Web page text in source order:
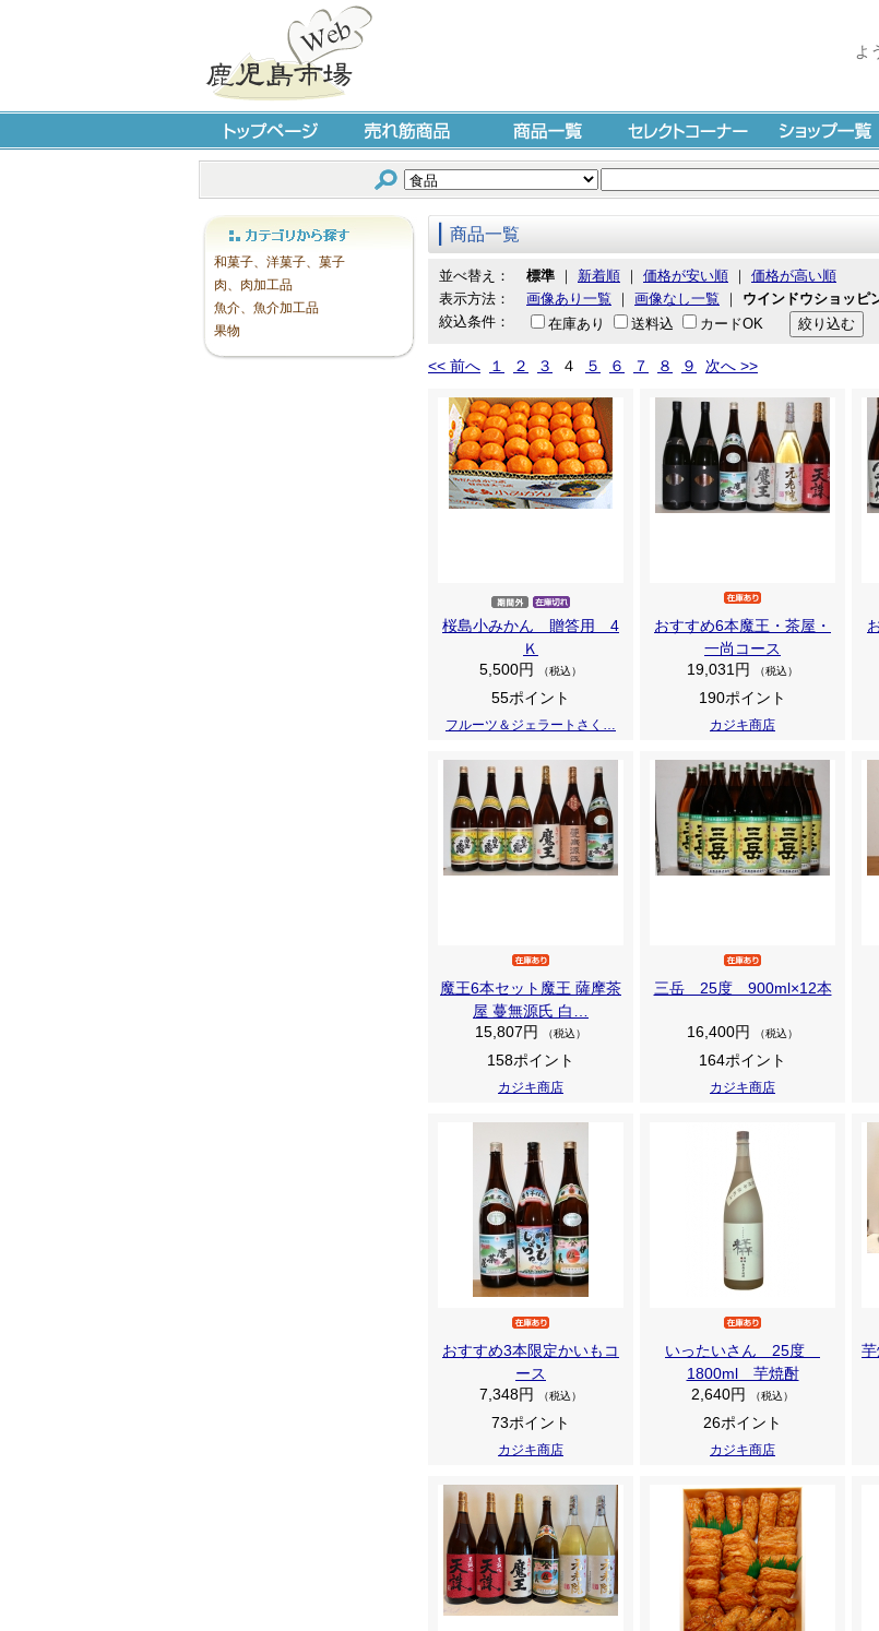
よ
トップページ 売れ筋商品 商品一覧 セレクトコーナー ショップ一覧
カテゴリから探す
和菓子、洋菓子、菓子
肉、肉加工品
魚介、魚介加工品
果物
商品一覧
並べ替え： 標準 ｜ 新着順 ｜ 価格が安い順 ｜ 価格が高い順
表示方法：
画像あり一覧 ｜ 画像なし一覧 ｜ ウインドウショッピ
絞込条件：
在庫あり 送料込 カードOK
<< 前へ １ ２ ３ ４ ５ ６ ７ ８ ９ 次へ >>
桜島小みかん 贈答用 4
Ｋ
5,500円
（税込）
55ポイント
フルーツ＆ジェラートさく…
おすすめ6本魔王・茶屋・
一尚コース
19,031円
（税込）
190ポイント
カジキ商店
魔王6本セット魔王 薩摩茶
屋 蔓無源氏 白…
15,807円
（税込）
158ポイント
カジキ商店
三岳 25度 900ml×12本
16,400円 （税込）
164ポイント
カジキ商店
おすすめ3本限定かいもコ
ース
7,348円
（税込）
73ポイント
カジキ商店
いったいさん 25度
1800ml 芋焼酎
2,640円
（税込）
26ポイント
カジキ商店